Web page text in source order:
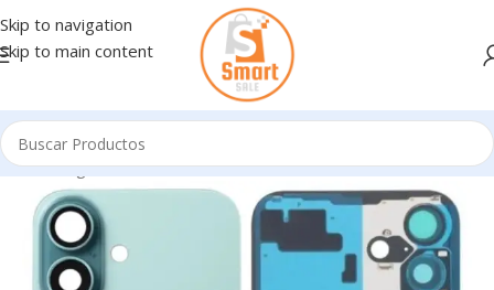
Skip to navigation
Skip to main content
Inicio/Ingresando